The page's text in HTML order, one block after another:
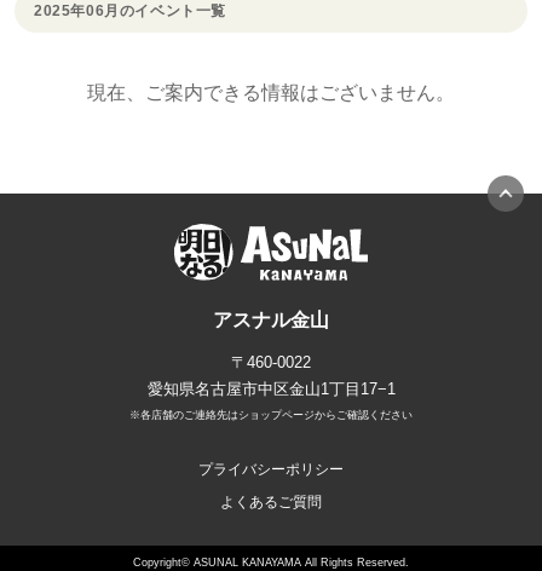
2025年06月のイベント一覧
現在、ご案内できる情報はございません。
アスナル金山
〒460-0022
愛知県名古屋市中区金山1丁目17−1
※各店舗のご連絡先はショップページからご確認ください
プライバシーポリシー
よくあるご質問
Copyright© ASUNAL KANAYAMA All Rights Reserved.